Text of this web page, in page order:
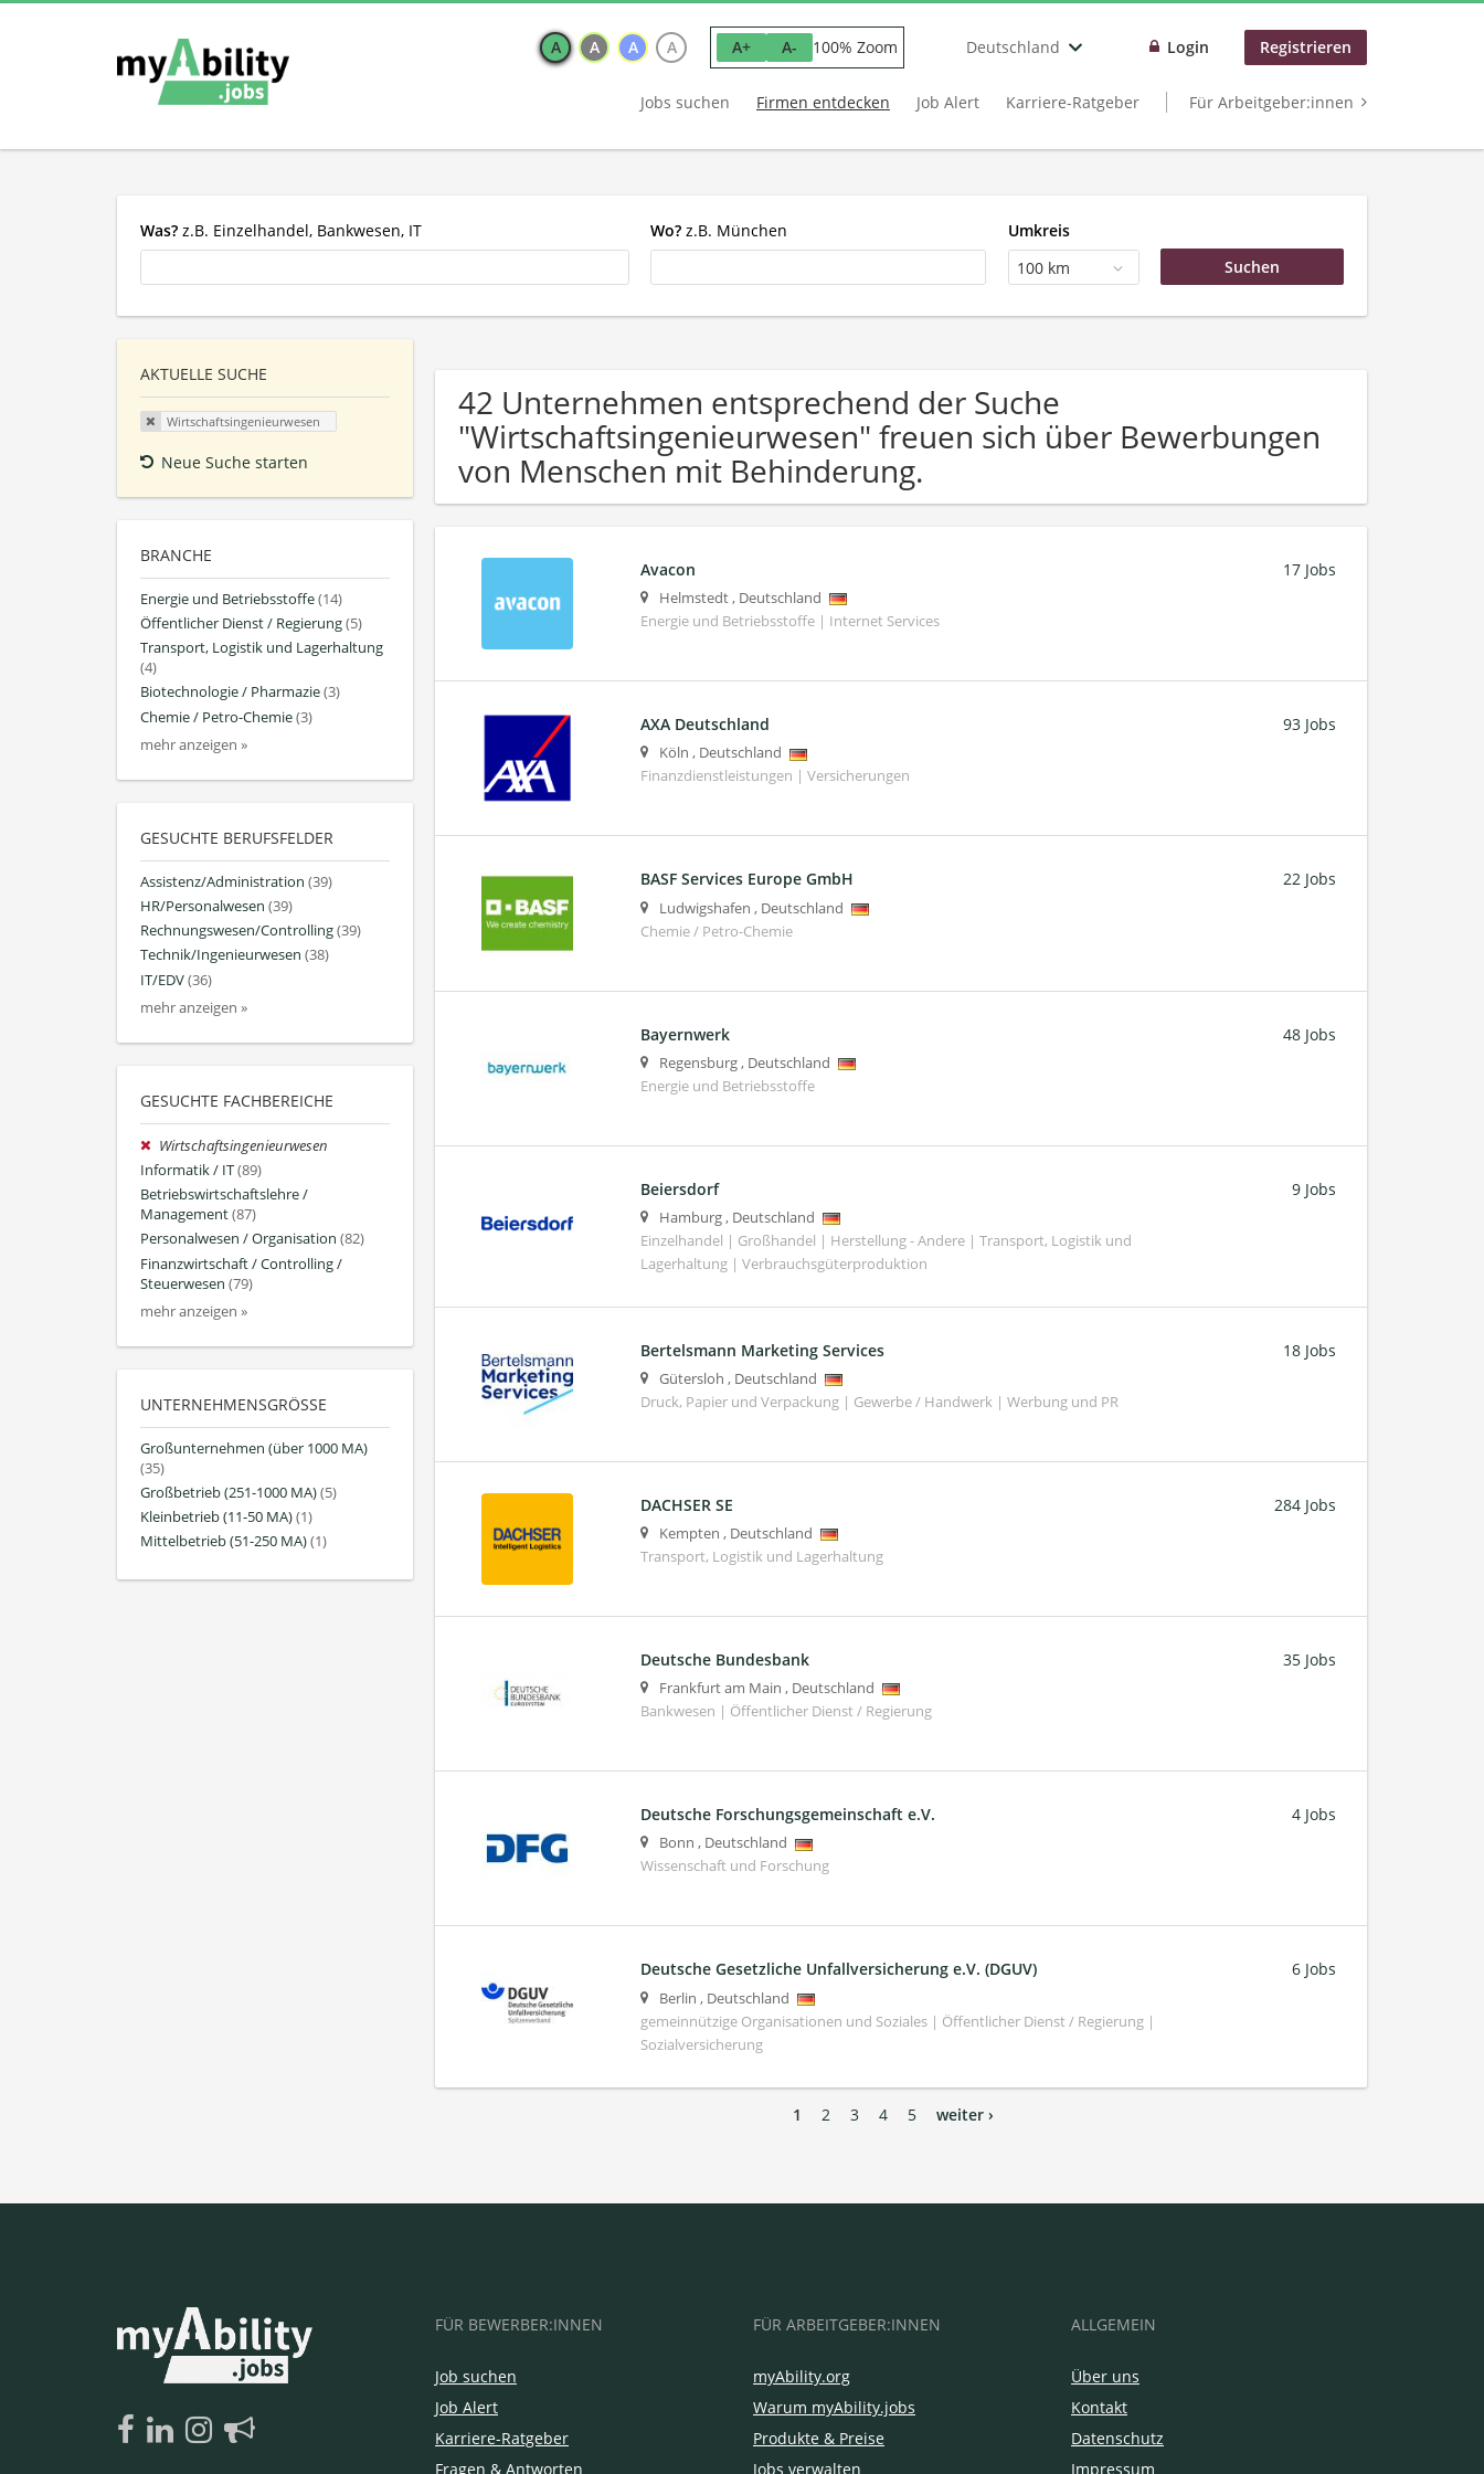
A A A A A+ A- 100% Zoom Deutschland Login Registrieren
Jobs suchen Firmen entdecken Job Alert Karriere-Ratgeber Für Arbeitgeber:innen
Was? z.B. Einzelhandel, Bankwesen, IT Wo? z.B. München
Umkreis
100 km
AKTUELLE SUCHE
Wirtschaftsingenieurwesen
Neue Suche starten
BRANCHE
Energie und Betriebsstoffe(14)
Öffentlicher Dienst / Regierung(5)
Transport, Logistik und Lagerhaltung
(4)
Biotechnologie / Pharmazie(3)
Chemie / Petro-Chemie(3)
mehr anzeigen »
GESUCHTE BERUFSFELDER
Assistenz/Administration (39)
HR/Personalwesen (39)
Rechnungswesen/Controlling(39)
Technik/Ingenieurwesen (38)
IT/EDV(36)
mehr anzeigen »
GESUCHTE FACHBEREICHE
Wirtschaftsingenieurwesen
Informatik / IT(89)
Betriebswirtschaftslehre /
Management(87)
Personalwesen / Organisation (82)
Finanzwirtschaft / Controlling /
Steuerwesen (79)
mehr anzeigen »
UNTERNEHMENSGRÖSSE
Großunternehmen (über 1000 MA)
(35)
Großbetrieb (251-1000 MA)(5)
Kleinbetrieb (11-50 MA)(1)
Mittelbetrieb (51-250 MA)(1)
42 Unternehmen entsprechend der Suche
"Wirtschaftsingenieurwesen" freuen sich über Bewerbungen
von Menschen mit Behinderung.
Avacon
Helmstedt, Deutschland
Energie und Betriebsstoffe | Internet Services
17 Jobs
AXA Deutschland
Köln , Deutschland
Finanzdienstleistungen | Versicherungen
93 Jobs
BASF Services Europe GmbH
Ludwigshafen , Deutschland
Chemie / Petro-Chemie
22 Jobs
Bayernwerk
Regensburg, Deutschland
Energie und Betriebsstoffe
48 Jobs
Beiersdorf
Hamburg, Deutschland
Einzelhandel | Großhandel | Herstellung - Andere | Transport, Logistik und
Lagerhaltung | Verbrauchsgüterproduktion
9 Jobs
Bertelsmann Marketing Services
Gütersloh , Deutschland
Druck, Papier und Verpackung | Gewerbe / Handwerk | Werbung und PR
18 Jobs
DACHSER SE
Kempten , Deutschland
Transport, Logistik und Lagerhaltung
284 Jobs
Deutsche Bundesbank
Frankfurt am Main , Deutschland
Bankwesen | Öffentlicher Dienst / Regierung
35 Jobs
Deutsche Forschungsgemeinschaft e.V.
Bonn , Deutschland
Wissenschaft und Forschung
4 Jobs
Deutsche Gesetzliche Unfallversicherung e.V. (DGUV)
Berlin , Deutschland
gemeinnützige Organisationen und Soziales | Öffentlicher Dienst / Regierung |
Sozialversicherung
6 Jobs
1 2 3 4 5 weiter ›
FÜR BEWERBER:INNEN
Job suchen
Job Alert
Karriere-Ratgeber
Fragen & Antworten
FÜR ARBEITGEBER:INNEN
myAbility.org
Warum myAbility.jobs
Produkte & Preise
Jobs verwalten
ALLGEMEIN
Über uns
Kontakt
Datenschutz
Impressum